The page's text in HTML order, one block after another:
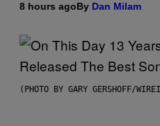
8 hours agoBy Dan Milam
(PHOTO BY GARY GERSHOFF/